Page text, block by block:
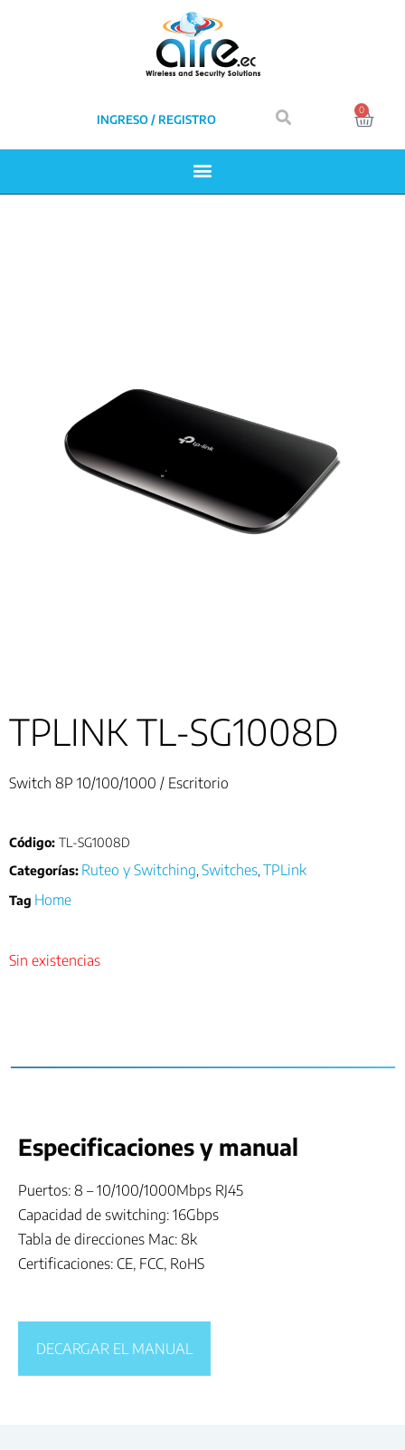
INGRESO / REGISTRO
0
TPLINK TL-SG1008D
Switch 8P 10/100/1000 / Escritorio
Código: TL-SG1008D
Categorías: Ruteo y Switching Switches TPLink
Tag Home
Sin existencias
Especificaciones y manual
Puertos: 8 – 10/100/1000Mbps RJ45
Capacidad de switching: 16Gbps
Tabla de direcciones Mac: 8k
Certificaciones: CE, FCC, RoHS
DECARGAR EL MANUAL